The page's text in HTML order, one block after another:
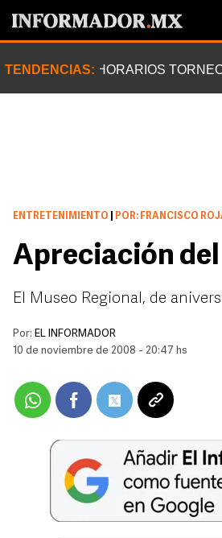
TENDENCIAS: HORARIOS
ENTRETENIMIENTO POR: FRANCISCO
Apreciación
El Museo Regional, de
Por: EL INFORMADOR
10 de noviembre de 2008 - 20:47 hs